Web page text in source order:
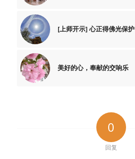
[上师开示] 心正得佛光保护
美好的心，奉献的交响乐
0
回复